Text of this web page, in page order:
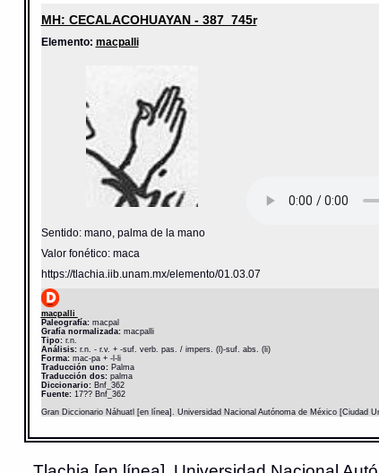
MH: CECALACOHUAYAN - 387_745r
Elemento: macpalli
Sentido: mano, palma de la mano
Valor fonético: maca
https://tlachia.iib.unam.mx/elemento/01.03.07
macpalli
Paleografía:macpal
Grafía normalizada:macpalli
Tipo:r.n.
Análisis:r.n. - r.v. + -suf. verb. pas. / impers. (l)-suf. abs. (li)
Forma:mac-pa + -l-li
Traducción uno:Palma
Traducción dos:palma
Diccionario: Bnf_362
Fuente:17?? Bnf_362
Gran Diccionario Náhuatl [en línea]. Universidad Nacional Autónoma de México [Ciudad